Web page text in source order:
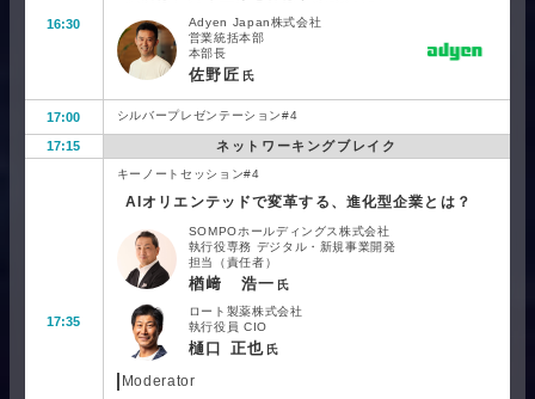
16:30
Adyen Japan株式会社
営業統括本部
本部長
佐野匠 氏
17:00 シルバープレゼンテーション#4
17:15 ネットワーキングブレイク
17:35
キーノートセッション#4
AIオリエンテッドで変革する、進化型企業とは？
SOMPOホールディングス株式会社
執行役専務 デジタル・新規事業開発
担当（責任者）
楢﨑 浩一 氏
ロート製薬株式会社
執行役員 CIO
樋口 正也 氏
Moderator